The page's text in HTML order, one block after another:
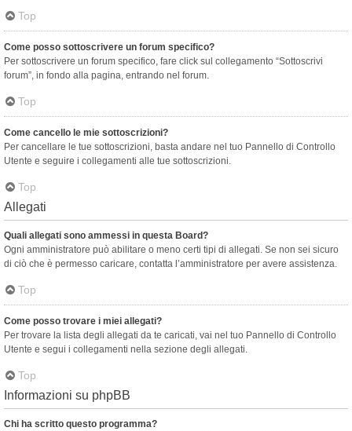
Top
Come posso sottoscrivere un forum specifico?
Per sottoscrivere un forum specifico, fare click sul collegamento “Sottoscrivi
forum”, in fondo alla pagina, entrando nel forum.
Top
Come cancello le mie sottoscrizioni?
Per cancellare le tue sottoscrizioni, basta andare nel tuo Pannello di Controllo
Utente e seguire i collegamenti alle tue sottoscrizioni.
Top
Allegati
Quali allegati sono ammessi in questa Board?
Ogni amministratore può abilitare o meno certi tipi di allegati. Se non sei sicuro
di ciò che è permesso caricare, contatta l’amministratore per avere assistenza.
Top
Come posso trovare i miei allegati?
Per trovare la lista degli allegati da te caricati, vai nel tuo Pannello di Controllo
Utente e segui i collegamenti nella sezione degli allegati.
Top
Informazioni su phpBB
Chi ha scritto questo programma?